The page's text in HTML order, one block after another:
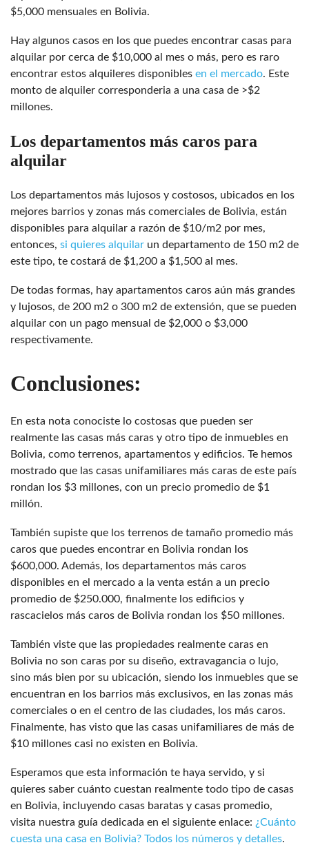
$5,000 mensuales en Bolivia.
Hay algunos casos en los que puedes encontrar casas para
alquilar por cerca de $10,000 al mes o más, pero es raro
encontrar estos alquileres disponibles en el mercado. Este
monto de alquiler corresponderia a una casa de >$2
millones.
Los departamentos más caros para
alquilar
Los departamentos más lujosos y costosos, ubicados en los
mejores barrios y zonas más comerciales de Bolivia, están
disponibles para alquilar a razón de $10/m2 por mes,
entonces, si quieres alquilar un departamento de 150 m2 de
este tipo, te costará de $1,200 a $1,500 al mes.
De todas formas, hay apartamentos caros aún más grandes
y lujosos, de 200 m2 o 300 m2 de extensión, que se pueden
alquilar con un pago mensual de $2,000 o $3,000
respectivamente.
Conclusiones:
En esta nota conociste lo costosas que pueden ser
realmente las casas más caras y otro tipo de inmuebles en
Bolivia, como terrenos, apartamentos y edificios. Te hemos
mostrado que las casas unifamiliares más caras de este país
rondan los $3 millones, con un precio promedio de $1
millón.
También supiste que los terrenos de tamaño promedio más
caros que puedes encontrar en Bolivia rondan los
$600,000. Además, los departamentos más caros
disponibles en el mercado a la venta están a un precio
promedio de $250.000, finalmente los edificios y
rascacielos más caros de Bolivia rondan los $50 millones.
También viste que las propiedades realmente caras en
Bolivia no son caras por su diseño, extravagancia o lujo,
sino más bien por su ubicación, siendo los inmuebles que se
encuentran en los barrios más exclusivos, en las zonas más
comerciales o en el centro de las ciudades, los más caros.
Finalmente, has visto que las casas unifamiliares de más de
$10 millones casi no existen en Bolivia.
Esperamos que esta información te haya servido, y si
quieres saber cuánto cuestan realmente todo tipo de casas
en Bolivia, incluyendo casas baratas y casas promedio,
visita nuestra guía dedicada en el siguiente enlace: ¿Cuánto
cuesta una casa en Bolivia? Todos los números y detalles.